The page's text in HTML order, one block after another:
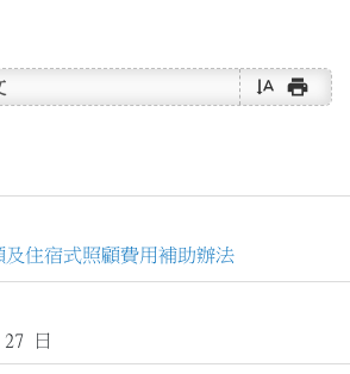
text_rotate_vertical print
住宿式照顧費用補助辦法
日